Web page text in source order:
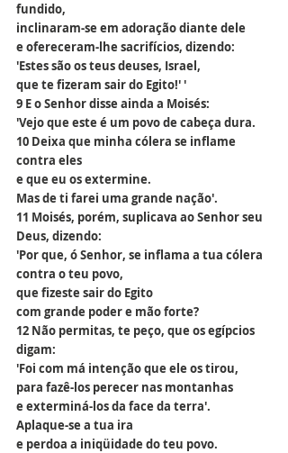
fundido,
inclinaram-se em adoração diante dele
e ofereceram-lhe sacrifícios, dizendo:
'Estes são os teus deuses, Israel,
que te fizeram sair do Egito!' '
9 E o Senhor disse ainda a Moisés:
'Vejo que este é um povo de cabeça dura.
10 Deixa que minha cólera se inflame
contra eles
e que eu os extermine.
Mas de ti farei uma grande nação'.
11 Moisés, porém, suplicava ao Senhor seu
Deus, dizendo:
'Por que, ó Senhor, se inflama a tua cólera
contra o teu povo,
que fizeste sair do Egito
com grande poder e mão forte?
12 Não permitas, te peço, que os egípcios
digam:
'Foi com má intenção que ele os tirou,
para fazê-los perecer nas montanhas
e exterminá-los da face da terra'.
Aplaque-se a tua ira
e perdoa a iniqüidade do teu povo.